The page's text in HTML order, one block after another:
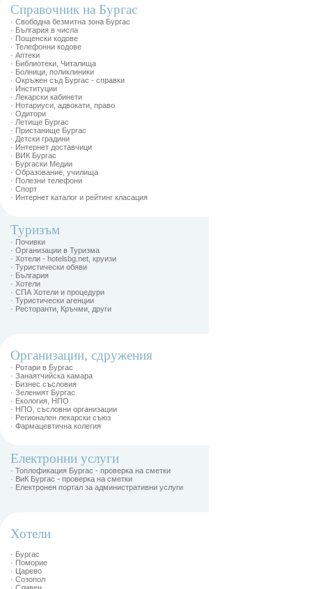
Справочник на Бургас
· Свободна безмитна зона Бургас
· България в числа
· Пощенски кодове
· Телефонни кодове
· Аптеки
· Библиотеки, Читалища
· Болници, поликлиники
· Окръжен съд Бургас - справки
· Институции
· Лекарски кабинети
· Нотариуси, адвокати, право
· Одитори
· Летище Бургас
· Пристанище Бургас
· Детски градини
· Интернет доставчици
· ВИК Бургас
· Бургаски Медии
· Образование, училища
· Полезни телефони
· Спорт
· Интернет каталог и рейтинг класация
Туризъм
· Почивки
· Организации в Туризма
· Хотели - hotelsbg.net, круизи
· Туристически обяви
· България
· Хотели
· СПА Хотели и процедури
· Туристически агенции
· Ресторанти, Кръчми, други
Организации, сдружения
· Ротари в Бургас
· Занаятчийска камара
· Бизнес съсловия
· Зеленият Бургас
· Екология, НПО
· НПО, съсловни организации
· Регионален лекарски съюз
· Фармацевтична колегия
Електронни услуги
· Топлофикация Бургас - проверка на сметки
· ВиК Бургас - проверка на сметки
· Електронен портал за административни услуги
Хотели
· Бургас
· Поморие
· Царево
· Созопол